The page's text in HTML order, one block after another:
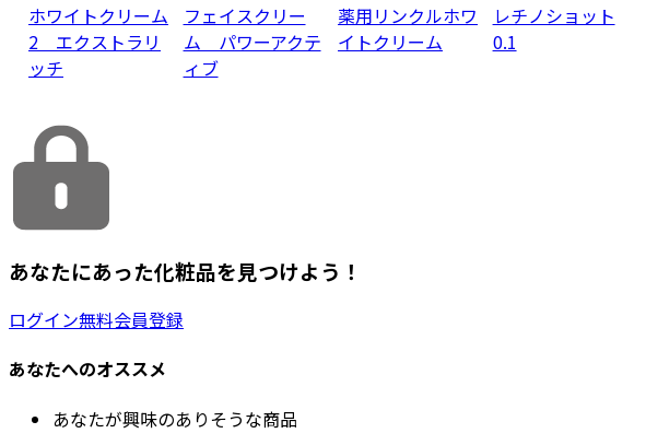
ホワイトクリーム
2 エクストラリ
ッチ
フェイスクリー
ム パワーアクテ
ィブ
薬用リンクルホワ
イトクリーム
レチノショット
0.1
あなたにあった化粧品を見つけよう！
ログイン無料会員登録
あなたへのオススメ
あなたが興味のありそうな商品